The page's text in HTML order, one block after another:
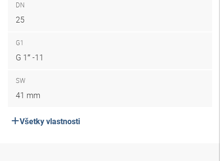
DN
25
G1
G 1″ -11
SW
41 mm
Všetky vlastnosti